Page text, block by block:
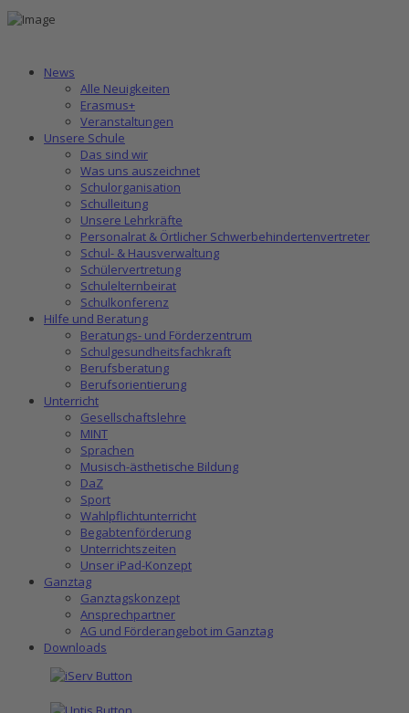
News
Alle Neuigkeiten
Erasmus+
Veranstaltungen
Unsere Schule
Das sind wir
Was uns auszeichnet
Schulorganisation
Schulleitung
Unsere Lehrkräfte
Personalrat & Örtlicher Schwerbehindertenvertreter
Schul- & Hausverwaltung
Schülervertretung
Schulelternbeirat
Schulkonferenz
Hilfe und Beratung
Beratungs- und Förderzentrum
Schulgesundheitsfachkraft
Berufsberatung
Berufsorientierung
Unterricht
Gesellschaftslehre
MINT
Sprachen
Musisch-ästhetische Bildung
DaZ
Sport
Wahlpflichtunterricht
Begabtenförderung
Unterrichtszeiten
Unser iPad-Konzept
Ganztag
Ganztagskonzept
Ansprechpartner
AG und Förderangebot im Ganztag
Downloads